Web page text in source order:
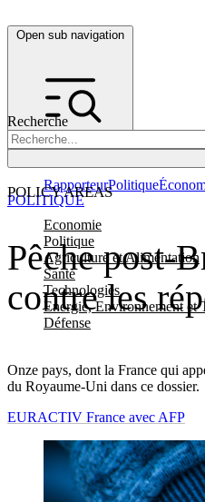
Open sub navigation
Recherche
POLICY AREAS
Economie
Politique
Agriculture et Alimentation
Santé
Technologies
Energie, Environnement et
Défense
RapporteurPolitique
Pêche post-
contre les
Onze pays, dont la France qui
du Royaume-Uni dans ce dossier.
POLITIQUE
EURACTIV France avec AFP